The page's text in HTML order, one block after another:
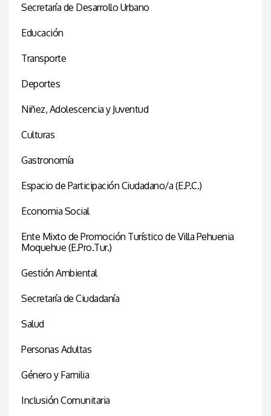
Secretaría de Desarrollo Urbano
Educación
Transporte
Deportes
Niñez, Adolescencia y Juventud
Culturas
Gastronomía
Espacio de Participación Ciudadano/a (E.P.C.)
Economia Social
Ente Mixto de Promoción Turístico de Villa Pehuenia
Moquehue (E.Pro.Tur.)
Gestión Ambiental
Secretaría de Ciudadanía
Salud
Personas Adultas
Género y Familia
Inclusión Comunitaria